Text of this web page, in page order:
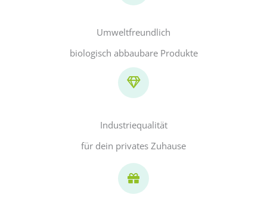
Umweltfreundlich
biologisch abbaubare Produkte
Industriequalität
für dein privates Zuhause